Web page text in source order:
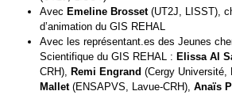
Avec Emeline Brosset(UT2J, LISST),
d’animation du GIS REHAL
Avec les représentant.es des Jeunes
Scientifique du GIS REHAL : Elissa Al
CRH), Remi Engrand (Cergy Université,
Mallet(ENSAPVS, Lavue-CRH), Anaïs